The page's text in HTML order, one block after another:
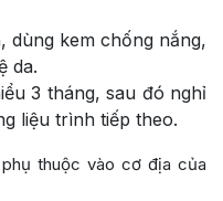
dùng kem chống nắng,
da.
3 tháng, sau đó nghỉ
liệu trình tiếp theo.
thuộc vào cơ địa của